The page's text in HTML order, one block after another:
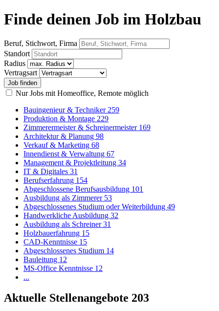
Finde deinen Job im Holzbau
Beruf, Stichwort, Firma
Standort
Radius
Vertragsart
Nur Jobs mit Homeoffice, Remote möglich
Bauingenieur & Techniker 259
Produktion & Montage 229
Zimmerermeister & Schreinermeister 169
Architektur & Planung 98
Verkauf & Marketing 68
Innendienst & Verwaltung 67
Management & Projektleitung 34
IT & Digitales 31
Berufserfahrung 154
Abgeschlossene Berufsausbildung 101
Ausbildung als Zimmerer 53
Abgeschlossenes Studium oder Weiterbildung 49
Handwerkliche Ausbildung 32
Ausbildung als Schreiner31
Holzbauerfahrung 15
CAD-Kenntnisse 15
Abgeschlossenes Studium 14
Bauleitung 12
MS-Office Kenntnisse 12
...
Aktuelle Stellenangebote 203